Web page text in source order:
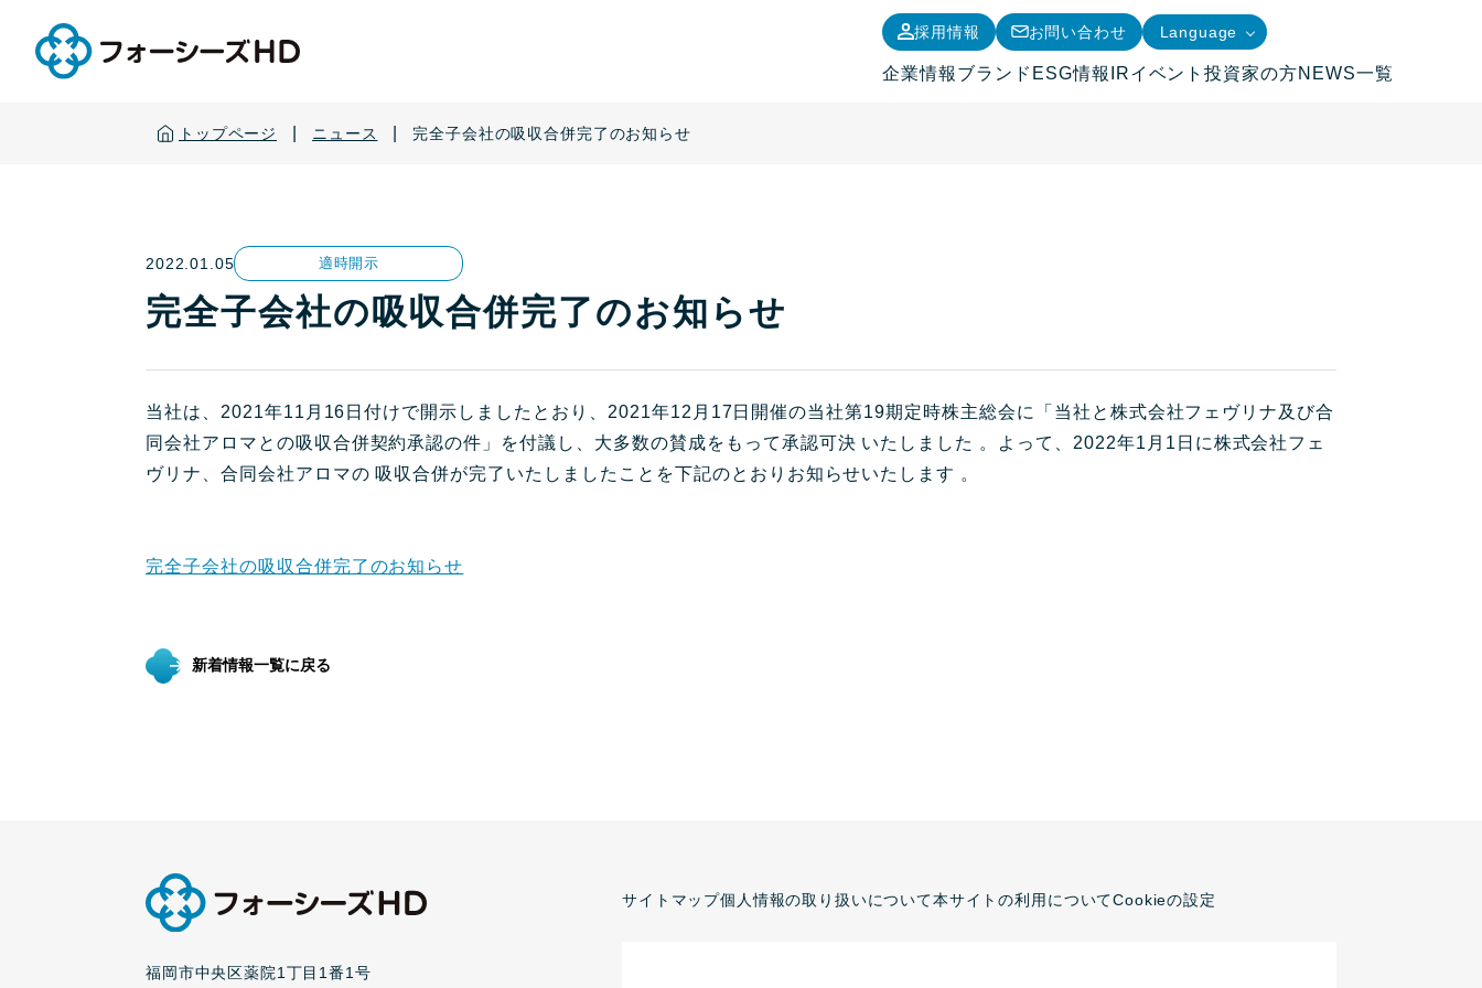
採用情報 お問い合わせ Language
企業情報 ブランド ESG情報 IRイベント投資家の方NEWS一覧
トップページ ニュース 完全子会社の吸収合併完了のお知らせ
2022.01.05 適時開示
完全子会社の吸収合併完了のお知らせ
当社は、2021年11月16日付けで開示しましたとおり、2021年12月17日開催の当社第19期定時株主総会に「当社と株式会社フェヴリナ及び合
同会社アロマとの吸収合併契約承認の件」を付議し、大多数の賛成をもって承認可決 いたしました 。よって、2022年1月1日に株式会社フェ
ヴリナ、合同会社アロマの 吸収合併が完了いたしましたことを下記のとおりお知らせいたします 。
完全子会社の吸収合併完了のお知らせ
新着情報一覧に戻る
サイトマップ個人情報の取り扱いについて本サイトの利用についてCookieの設定
福岡市中央区薬院1丁目1番1号